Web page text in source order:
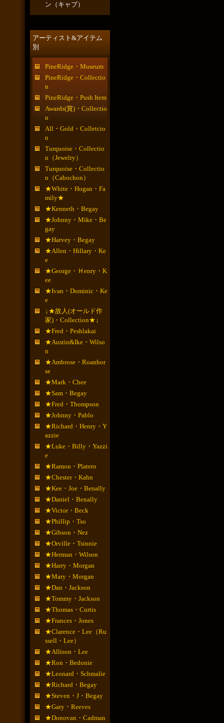
ン（キャブ）
アーティスト&アイテム
別
PineRidge・Museum
PineRidge・Collectio
n
PineRidge・Push Item
Awards(賞)・Collectio
n
All・Gold・Colletcio
n
Turquoise・Collectio
n（Jewelry）
Turquoise・Collectio
n（Cabochon）
★White・Hogan・Fa
mily★
★Kenneth・Begay
★Johnny・Mike・Be
gay
★Harvey・Begay
★Allen・Hillary・Ke
e
★George・Ｈenry・K
ee
★Ivan・Dominic・Ke
e
↓★故人(オールド作
家)・Collection★↓
★Fred・Peshlakai
★Austin&Ike・Wilso
n
★Ambrose・Roanhor
se
★Mark・Chee
★Sam・Begay
★Fred・Thompson
★Johnny・Pablo
★Richard・Henry・Y
azzie
★Luke・Billy・Yazzi
e
★Ramon・Platero
★Chester・Kahn
★Kee・Joe・Benally
★Daniel・Benally
★Victor・Beck
★Phillip・Tso
★Gibson・Nez
★Orville・Tsinnie
★Herman・Wilson
★Harry・Morgan
★Mary・Morgan
★Dan・Jackson
★Tommy・Jackson
★Thomas・Curtis
★Frances・Jones
★Clarence・Lee（Ru
ssell・Lee）
★Allison・Lee
★Ron・Bedonie
★Leonard・Schmalie
★Richard・Begay
★Steven・J・Begay
★Gary・Reeves
★Donovan・Cadman